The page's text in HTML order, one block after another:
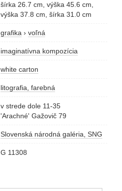
šírka 26.7 cm, výška 45.6 cm,
výška 37.8 cm, šírka 31.0 cm
grafika › voľná
imaginatívna kompozícia
white carton
litografia, farebná
v strede dole 11-35
'Arachné' Gažovič 79
Slovenská národná galéria, SNG
G 11308